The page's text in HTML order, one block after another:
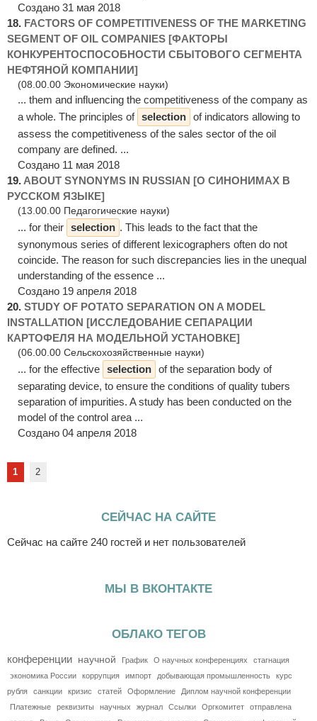
Создано 31 мая 2018
18. FACTORS OF COMPETITIVENESS OF THE MARKETING
SEGMENT OF OIL COMPANIES [ФАКТОРЫ
КОНКУРЕНТОСПОСОБНОСТИ СБЫТОВОГО СЕГМЕНТА
НЕФТЯНОЙ КОМПАНИИ]
(08.00.00 Экономические науки)
... them and influencing the competitiveness of the company as
a whole. The principles of selection of indicators allowing to
assess the competitiveness of the sales sector of the oil
company are defined. ...
Создано 11 мая 2018
19. ABOUT SYNONYMS IN RUSSIAN [О СИНОНИМАХ В
РУССКОМ ЯЗЫКЕ]
(13.00.00 Педагогические науки)
... for their selection . This leads to the fact that the
synonymous series of different lexicographers often do not
coincide. The reason for such discrepancies lies in the unequal
understanding of the essence ...
Создано 19 апреля 2018
20. STUDY OF POTATO SEPARATION ON A MODEL
INSTALLATION [ИССЛЕДОВАНИЕ СЕПАРАЦИИ
КАРТОФЕЛЯ НА МОДЕЛЬНОЙ УСТАНОВКЕ]
(06.00.00 Сельскохозяйственные науки)
... for the effective selection of the separation body of
separating device, to ensure the conditions of quality tubers
separation of impurities. A study has been conducted on the
model of the control area ...
Создано 04 апреля 2018
1 2
СЕЙЧАС НА САЙТЕ
Сейчас на сайте 240 гостей и нет пользователей
МЫ В ВКОНТАКТЕ
ОБЛАКО ТЕГОВ
конференции научной График О научных конференциях
стагнация
экономика России
коррупция импорт добывающая промышленность
курс
рубля
санкции кризис статей Оформление
Диплом научной конференции
Платежные
реквизиты научных журнал Ссылки Оргкомитет
отправлена